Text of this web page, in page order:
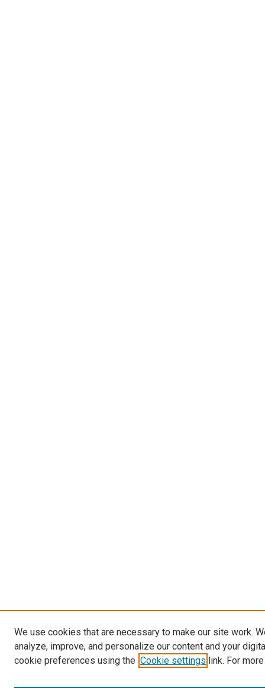
We use cookies that are necessary to make our site work.
analyze, improve, and personalize our content and your
cookie preferences using the Cookie settings link. For